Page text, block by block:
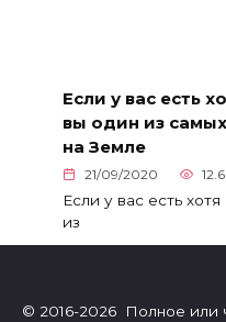
Если у вас есть
вы один из
на Земле
21/09/2020
Если у вас есть
из
© 2016-2026 Полное или